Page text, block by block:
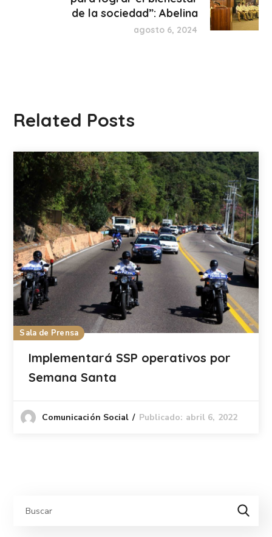
de la sociedad”: Abelina
agosto 6, 2024
Related Posts
Sala de Prensa
Implementará SSP operativos por
Semana Santa
Comunicación Social Publicado: abril 6, 2022